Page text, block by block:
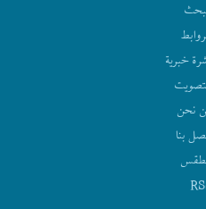
خبریة
نحن
بنا